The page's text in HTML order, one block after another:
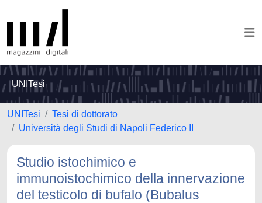
UNITesi
UNITesi
Tesi di dottorato
Università degli Studi di Napoli Federico II
Studio istochimico e
immunoistochimico della innervazione
del testicolo di bufalo (Bubalus